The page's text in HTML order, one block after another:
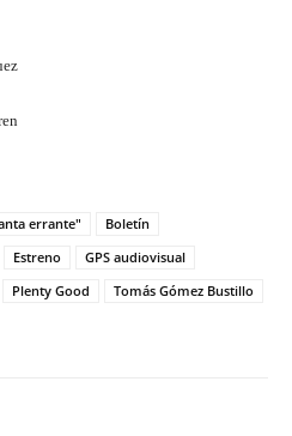
errante"
Boletín
Estreno
GPS audiovisual
Plenty Good
Tomás Gómez Bustillo